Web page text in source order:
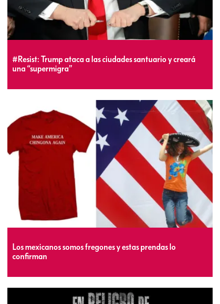
#Resist: Trump ataca a las ciudades santuario y creará
una “supermigra”
Los mexicanos somos fregones y estas prendas lo
confirman